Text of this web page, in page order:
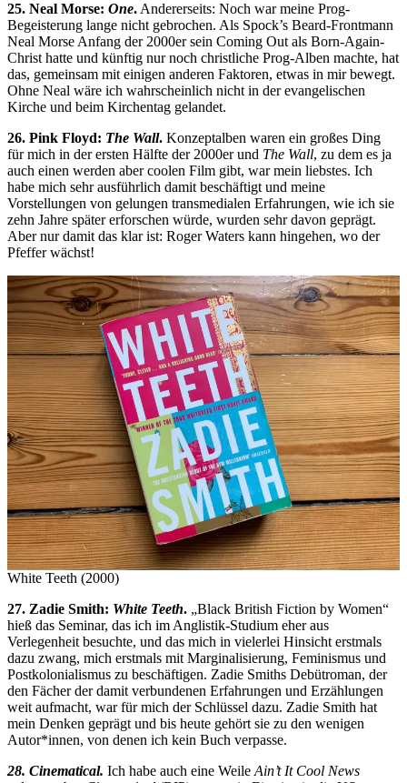
25. Neal Morse: One.Andererseits: Noch war meine Prog-
Begeisterung lange nicht gebrochen. Als Spock’s Beard-Frontmann
Neal Morse Anfang der 2000er sein Coming Out als Born-Again-
Christ hatte und künftig nur noch christliche Prog-Alben machte, hat
das, gemeinsam mit einigen anderen Faktoren, etwas in mir bewegt.
Ohne Neal wäre ich wahrscheinlich nicht in der evangelischen
Kirche und beim Kirchentag gelandet.
26. Pink Floyd: The Wall. Konzeptalben waren ein großes Ding
für mich in der ersten Hälfte der 2000er und The Wall, zu dem es ja
auch einen werden aber coolen Film gibt, war mein liebstes. Ich
habe mich sehr ausführlich damit beschäftigt und meine
Vorstellungen von gelungen transmedialen Erfahrungen, wie ich sie
zehn Jahre später erforschen würde, wurden sehr davon geprägt.
Aber nur damit das klar ist: Roger Waters kann hingehen, wo der
Pfeffer wächst!
White Teeth (2000)
27. Zadie Smith: White Teeth. „Black British Fiction by Women“
hieß das Seminar, das ich im Anglistik-Studium eher aus
Verlegenheit besuchte, und das mich in vielerlei Hinsicht erstmals
dazu zwang, mich erstmals mit Marginalisierung, Feminismus und
Postkolonialismus zu beschäftigen. Zadie Smiths Debütroman, der
den Fächer der damit verbundenen Erfahrungen und Erzählungen
weit aufmacht, war für mich der Schlüssel dazu. Zadie Smith hat
mein Denken geprägt und bis heute gehört sie zu den wenigen
Autor*innen, von denen ich kein Buch verpasse.
28. Cinematical. Ich habe auch eine WeileAin’t It Cool News